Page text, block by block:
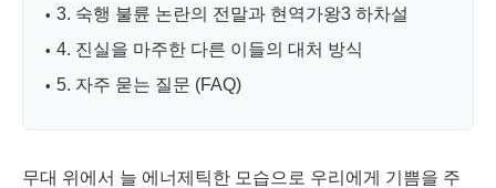
3. 숙행 불륜 논란의 전말과 현역가왕3 하차설
4. 진실을 마주한 다른 이들의 대처 방식
5. 자주 묻는 질문 (FAQ)
무대 위에서 늘 에너제틱한 모습으로 우리에게 기쁨을 주